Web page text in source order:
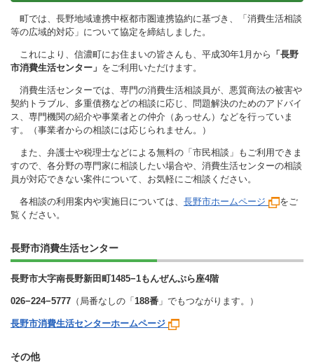
町では、長野地域連携中枢都市圏連携協約に基づき、「消費生活相談
等の広域的対応」について協定を締結しました。
これにより、信濃町にお住まいの皆さんも、平成30年1月から 「長野
市消費生活センター」 をご利用いただけます。
消費生活センターでは、専門の消費生活相談員が、悪質商法の被害や
契約トラブル、多重債務などの相談に応じ、問題解決のためのアドバイ
ス、専門機関の紹介や事業者との仲介（あっせん）などを行っていま
す。（事業者からの相談には応じられません。）
また、弁護士や税理士などによる無料の「市民相談」もご利用できま
すので、各分野の専門家に相談したい場合や、消費生活センターの相談
員が対応できない案件について、お気軽にご相談ください。
各相談の利用案内や実施日については、 長野市ホームページ
をご
覧ください。
長野市消費生活センター
長野市大字南長野新田町1485−1もんぜんぷら座4階
026−224−5777 （局番なしの「 188番 」でもつながります。）
長野市消費生活センターホームページ
その他